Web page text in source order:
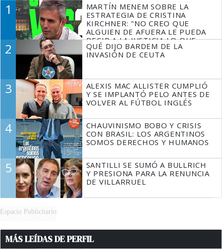
1
MARTÍN MENEM SOBRE LA
ESTRATEGIA DE CRISTINA
KIRCHNER: "NO CREO QUE
ALGUIEN DE AFUERA LE PUEDA
DECIR A LA JUSTICIA LO QUE
TIENE QUE HACER"
2
QUÉ DIJO BARDEM DE LA
INVASIÓN DE CEUTA
3
ALEXIS MAC ALLISTER CUMPLIÓ
Y SE IMPLANTÓ PELO ANTES DE
VOLVER AL FÚTBOL INGLÉS
4
CHAUVINISMO BOBO Y CRISIS
CON BRASIL: LOS ARGENTINOS
SOMOS DERECHOS Y HUMANOS
5
SANTILLI SE SUMÓ A BULLRICH
Y PRESIONA PARA LA RENUNCIA
DE VILLARRUEL
Espacio Publicitario
MÁS LEÍDAS DE PERFIL